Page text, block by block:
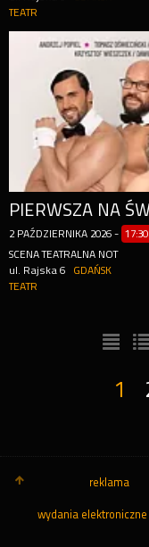
TEATR
2 PAŹDZIERNIKA 2026 -
SCENA TEATRALNA NOT
ul. Rajska 6
GDAŃSK
TEATR
1
reklama
wydania elektroniczne